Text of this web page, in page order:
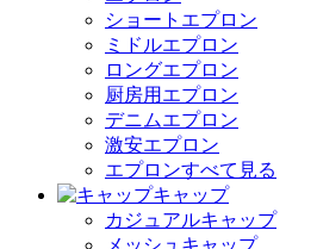
ショートエプロン
ミドルエプロン
ロングエプロン
厨房用エプロン
デニムエプロン
激安エプロン
エプロンすべて見る
キャップ
カジュアルキャップ
メッシュキャップ